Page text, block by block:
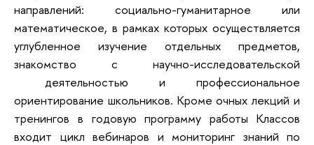
направлений: социально-гуманитарное или
математическое, в рамках которых осуществляется
углубленное изучение отдельных предметов,
знакомство с научно-исследовательской
деятельностью и профессиональное
ориентирование школьников. Кроме очных лекций и
тренингов в годовую программу работы Классов
входит цикл вебинаров и мониторинг знаний по